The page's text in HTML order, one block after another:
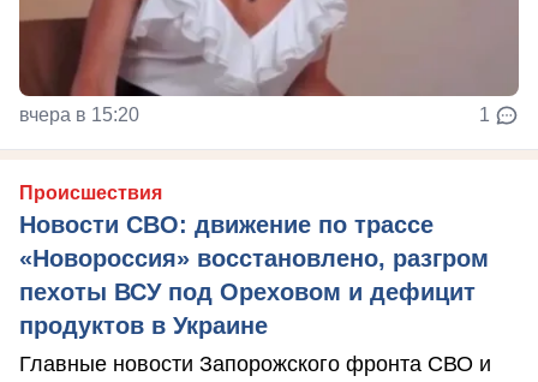
вчера в 15:20 1
Происшествия
Новости СВО: движение по трассе
«Новороссия» восстановлено, разгром
пехоты ВСУ под Ореховом и дефицит
продуктов в Украине
Главные новости Запорожского фронта СВО и